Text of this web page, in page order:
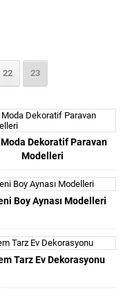
22 23
Dekoratif Paravan
Modelleri
Boy Aynası Modelleri
Tarz Ev Dekorasyonu